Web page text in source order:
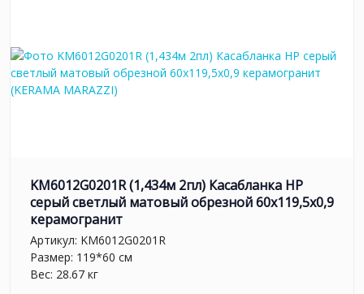
KM6012G0201R (1,434м 2пл) Касабланка HP
серый светлый матовый обрезной 60x119,5x0,9
керамогранит
Артикул: KM6012G0201R
Размер: 119*60 см
Вес: 28.67 кг